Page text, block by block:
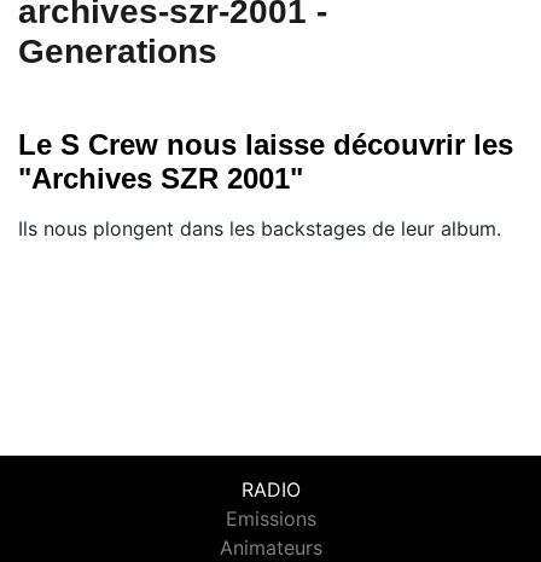
archives-szr-2001 -
Generations
Le S Crew nous laisse découvrir les
"Archives SZR 2001"
Ils nous plongent dans les backstages de leur album.
RADIO
Emissions
Animateurs